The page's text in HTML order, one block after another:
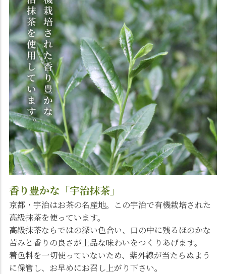
香り豊かな「宇治抹茶」
京都・宇治はお茶の名産地。この宇治で有機栽培された
高級抹茶を使っています。
高級抹茶ならではの深い色合い、口の中に残るほのかな
苦みと香りの良さが上品な味わいをつくりあげます。
着色料を一切使っていないため、紫外線が当たらぬよう
に保管し、お早めにお召し上がり下さい。